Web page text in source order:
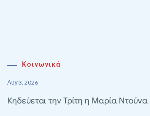
Κοινωνικά
Αυγ 3, 2026
Κηδεύεται την Τρίτη η Μαρία Ντούνα